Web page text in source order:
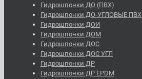
Гидрошпонки ДО (ПВХ)
Гидрошпонки ДО-УГЛОВЫЕ ПВХ
Гидрошпонки ДОИ
Гидрошпонки ДОМ
Гидрошпонки ДОС
Гидрошпонки ДОС УГЛ
Гидрошпонки ДР
Гидрошпонки ДР EPDM